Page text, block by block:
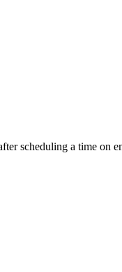
scheduling a time on